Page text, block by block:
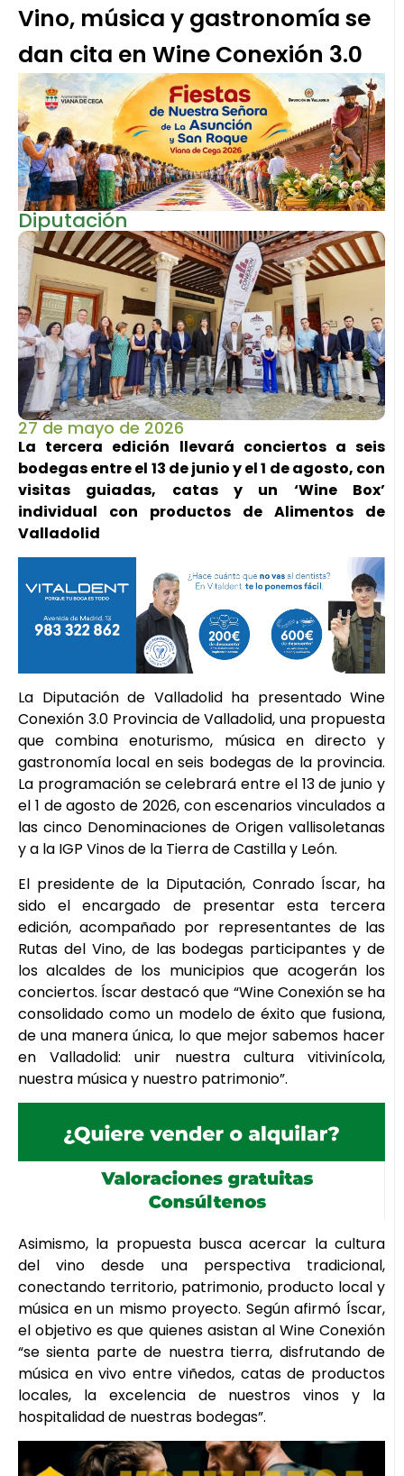
Vino, música y gastronomía se
dan cita en Wine Conexión 3.0
Diputación
27 de mayo de 2026
La tercera edición llevará conciertos a seis
bodegas entre el 13 de junio y el 1 de agosto, con
visitas guiadas, catas y un ‘Wine Box’
individual con productos de Alimentos de
Valladolid
La Diputación de Valladolid ha presentado Wine
Conexión 3.0 Provincia de Valladolid, una propuesta
que combina enoturismo, música en directo y
gastronomía local en seis bodegas de la provincia.
La programación se celebrará entre el 13 de junio y
el 1 de agosto de 2026, con escenarios vinculados a
las cinco Denominaciones de Origen vallisoletanas
y a la IGP Vinos de la Tierra de Castilla y León.
El presidente de la Diputación, Conrado Íscar, ha
sido el encargado de presentar esta tercera
edición, acompañado por representantes de las
Rutas del Vino, de las bodegas participantes y de
los alcaldes de los municipios que acogerán los
conciertos. Íscar destacó que “Wine Conexión se ha
consolidado como un modelo de éxito que fusiona,
de una manera única, lo que mejor sabemos hacer
en Valladolid: unir nuestra cultura vitivinícola,
nuestra música y nuestro patrimonio”.
Asimismo, la propuesta busca acercar la cultura
del vino desde una perspectiva tradicional,
conectando territorio, patrimonio, producto local y
música en un mismo proyecto. Según afirmó Íscar,
el objetivo es que quienes asistan al Wine Conexión
“se sienta parte de nuestra tierra, disfrutando de
música en vivo entre viñedos, catas de productos
locales, la excelencia de nuestros vinos y la
hospitalidad de nuestras bodegas”.